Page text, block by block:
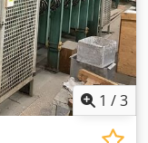
1 /3